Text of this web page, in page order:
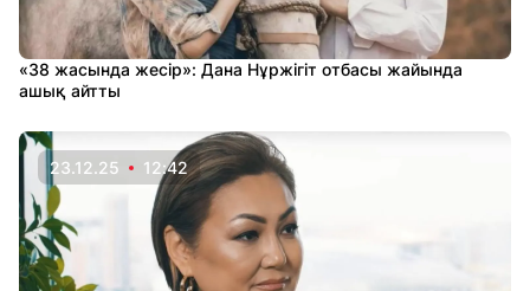
«38 жасында жесір»: Дана Нұржігіт отбасы жайында
ашық айтты
23.12.25 12:42